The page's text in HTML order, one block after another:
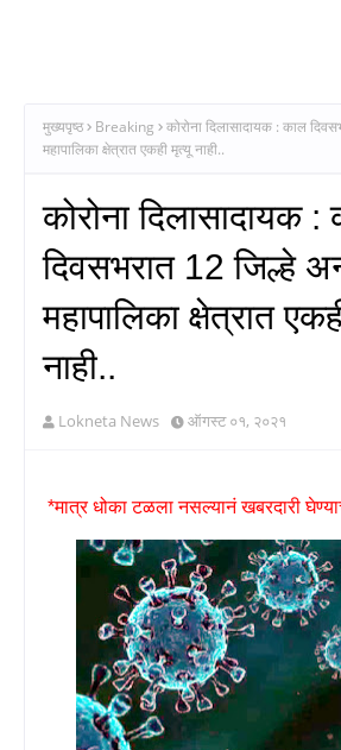
मुख्यपृष्ठ Breaking
कोरोना दिलासादायक : काल
महापालिका क्षेत्रात एकही मृत्यू नाही..
कोरोना दिलासादायक :
दिवसभरात 12 जिल्हे
महापालिका क्षेत्रात
नाही..
Lokneta News ऑगस्ट ०१, २०२१
*मात्र धोका टळला नसल्यानं खबरदारी